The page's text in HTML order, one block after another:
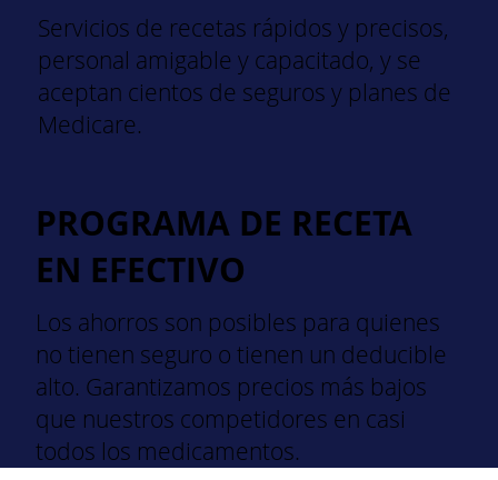
Servicios de recetas rápidos y precisos,
personal amigable y capacitado, y se
aceptan cientos de seguros y planes de
Medicare.
PROGRAMA DE RECETA
EN EFECTIVO
Los ahorros son posibles para quienes
no tienen seguro o tienen un deducible
alto. Garantizamos precios más bajos
que nuestros competidores en casi
todos los medicamentos.